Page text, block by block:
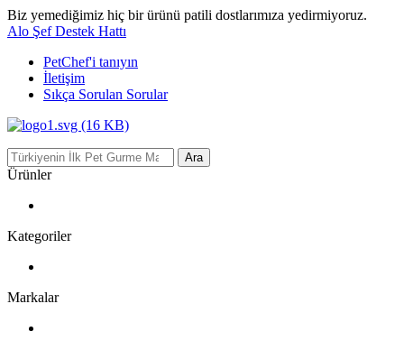
Biz yemediğimiz hiç bir ürünü patili dostlarımıza yedirmiyoruz.
Alo Şef Destek Hattı
PetChef'i tanıyın
İletişim
Sıkça Sorulan Sorular
Ara
Ürünler
Kategoriler
Markalar